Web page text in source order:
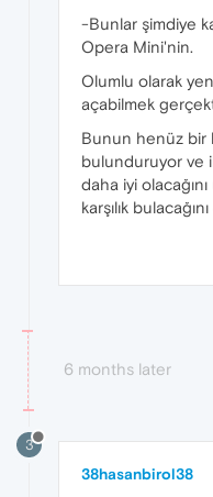
-Bunlar şimdiye
Opera Mini'nin.
Olumlu olarak
açabilmek
Bunun henüz
bulunduruyor ve
daha iyi
karşılık
6 months later
3
38hasanbirol38